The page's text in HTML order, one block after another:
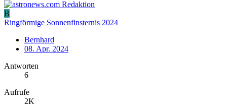
B
Ringförmige Sonnenfinsternis 2024
Bernhard
08. Apr. 2024
Antworten
6
Aufrufe
2K